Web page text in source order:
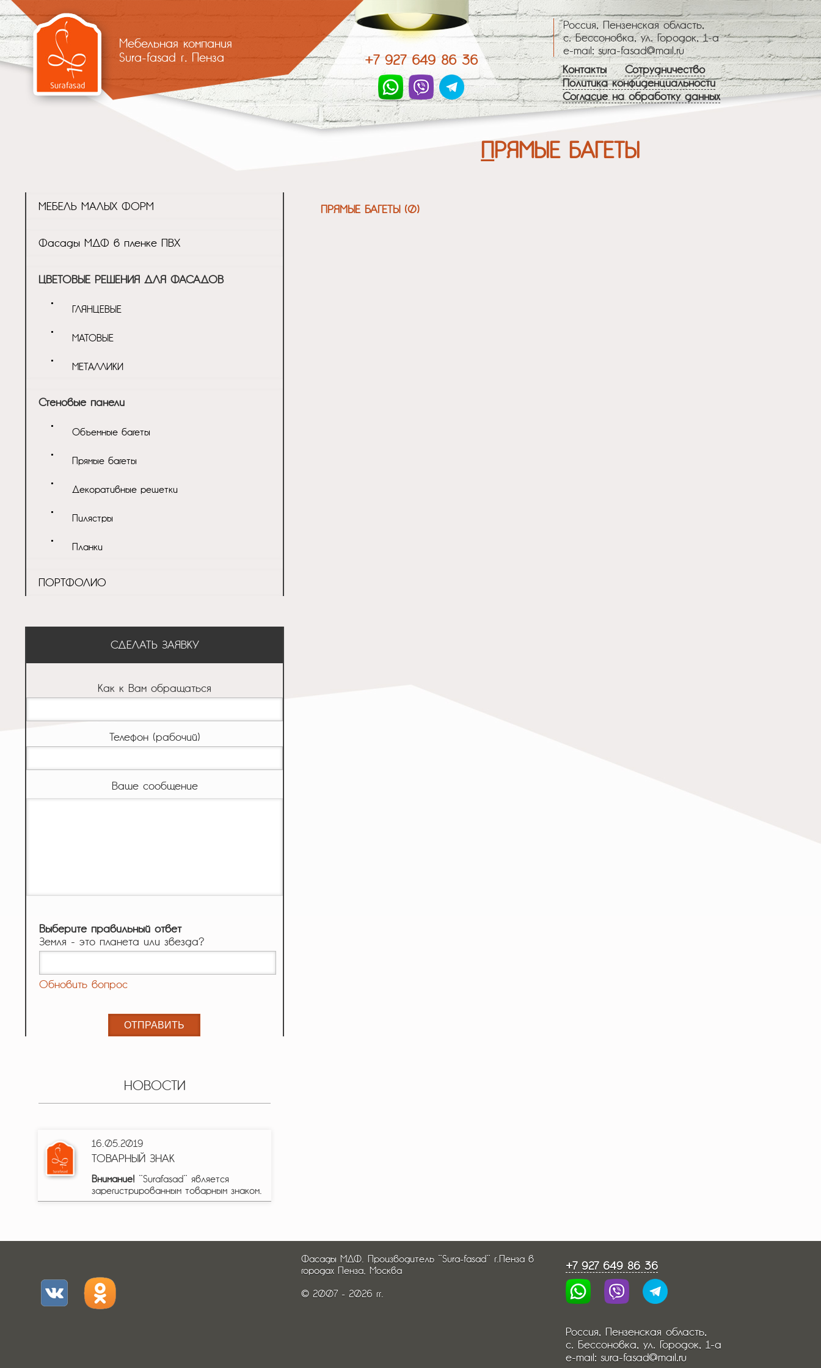
Мебельная компания
Sura-fasad г. Пенза
+7 927 649 86 36
Россия, Пензенская область,
с. Бессоновка, ул. Городок, 1-а
e-mail: sura-fasad@mail.ru
Контакты
Сотрудничество
Политика конфиденциальности
Согласие на обработку данных
МЕБЕЛЬ МАЛЫХ ФОРМ
Фасады МДФ в пленке ПВХ
ЦВЕТОВЫЕ РЕШЕНИЯ ДЛЯ ФАСАДОВ
ГЛЯНЦЕВЫЕ
МАТОВЫЕ
МЕТАЛЛИКИ
Стеновые панели
Объемные багеты
Прямые багеты
Декоративные решетки
Пилястры
Планки
ПОРТФОЛИО
СДЕЛАТЬ ЗАЯВКУ
Как к Вам обращаться
Телефон (рабочий)
Ваше сообщение
Выберите правильный ответ
Земля - это планета или звезда?
Обновить вопрос
НОВОСТИ
16.05.2019
ТОВАРНЫЙ ЗНАК
Внимание! "Surafasad" является
зарегистрированным товарным знаком.
ПРЯМЫЕ БАГЕТЫ
ПРЯМЫЕ БАГЕТЫ (0)
Фасады МДФ. Производитель "Sura-fasad" г.Пенза в
городах Пенза, Москва
© 2007 - 2026 гг.
+7 927 649 86 36
Россия, Пензенская область,
с. Бессоновка, ул. Городок, 1-а
e-mail: sura-fasad@mail.ru